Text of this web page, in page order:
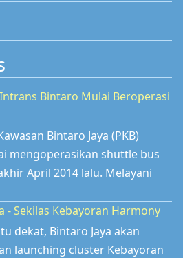
Intrans Bintaro Mulai Beroperasi
Bintaro Jaya (PKB)
mengoperasikan shuttle bus
April 2014 lalu. Melayani
- Sekilas Kebayoran Harmony
dekat, Bintaro Jaya akan
launching cluster Kebayoran